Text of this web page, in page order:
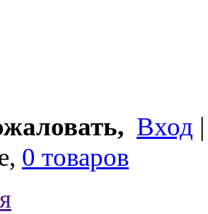
Вход
0 товаров